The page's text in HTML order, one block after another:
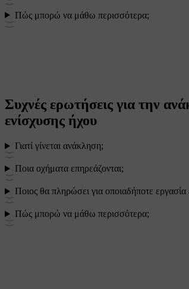
Πώς μπορώ να μάθω περισσότερα;
Συχνές ερωτήσεις για την
ενίσχυσης ήχου
Γιατί γίνεται ανάκληση;
Ποια οχήματα επηρεάζονται;
Ποιος θα πληρώσει για οποιαδήποτε
Πώς μπορώ να μάθω περισσότερα;